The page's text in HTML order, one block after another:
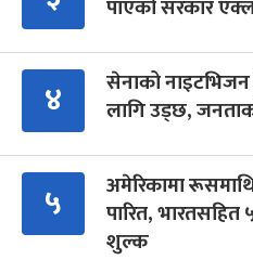
पाएको सरकार
४
सेनाको
लागि उड्छ,
५
अमेरिकामा
पारित,
शुल्क